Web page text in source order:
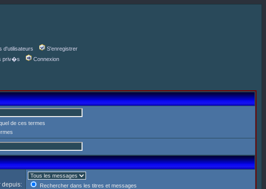
d'utilisateurs
S'enregistrer
priv�s Connexion
de ces termes
depuis:
Rechercher dans les titres et messages